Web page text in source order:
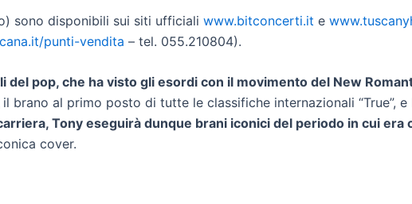
sono disponibili sui siti ufficiali www.bitconcerti.it e
punti-vendita – tel. 055.210804).
del pop, che ha visto gli esordi con il movimento del New
brano al primo posto di tutte le classifiche internazionali “True”,
Tony eseguirà dunque brani iconici del periodo in cui era
cover.